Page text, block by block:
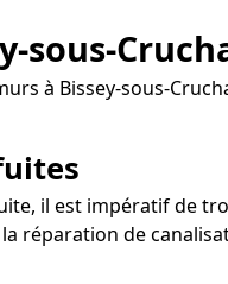
sous-
à Bissey-sous-
il est impératif de
réparation de